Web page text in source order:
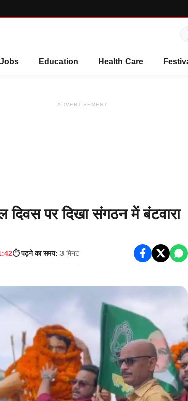
Jobs Education Health Care
ADVERTISEMENT
पर दिखा संगठन में बंटवारा
⏱️ पढ़ने का समय: 3 मिनट